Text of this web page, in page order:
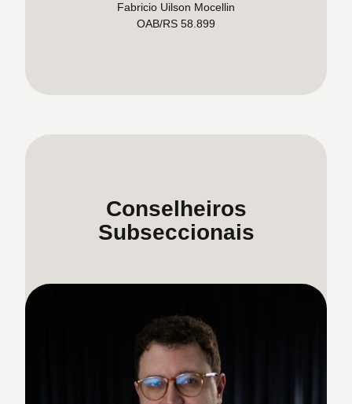
Fabricio Uilson Mocellin
OAB/RS 58.899
Conselheiros
Subseccionais